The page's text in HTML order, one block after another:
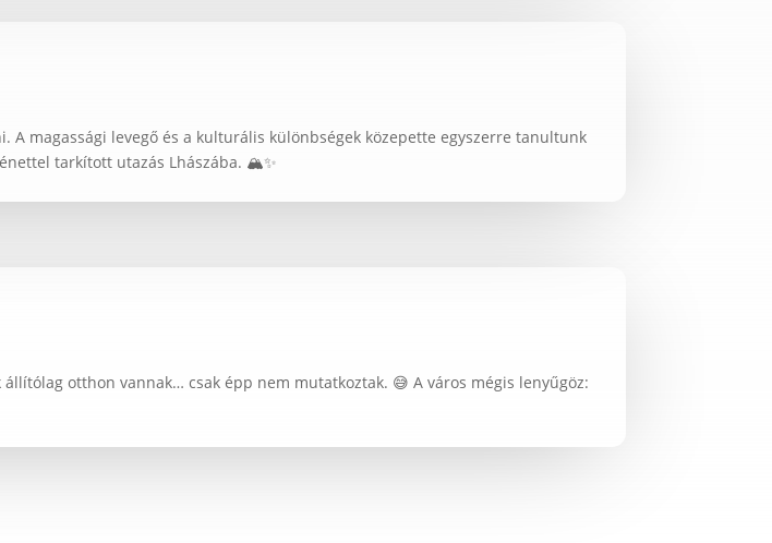
magassági levegő és a kulturális különbségek közepette egyszerre tanultunk
tarkított utazás Lhászába. 🏔️✨
otthon vannak… csak épp nem mutatkoztak. 😅 A város mégis lenyűgöz: